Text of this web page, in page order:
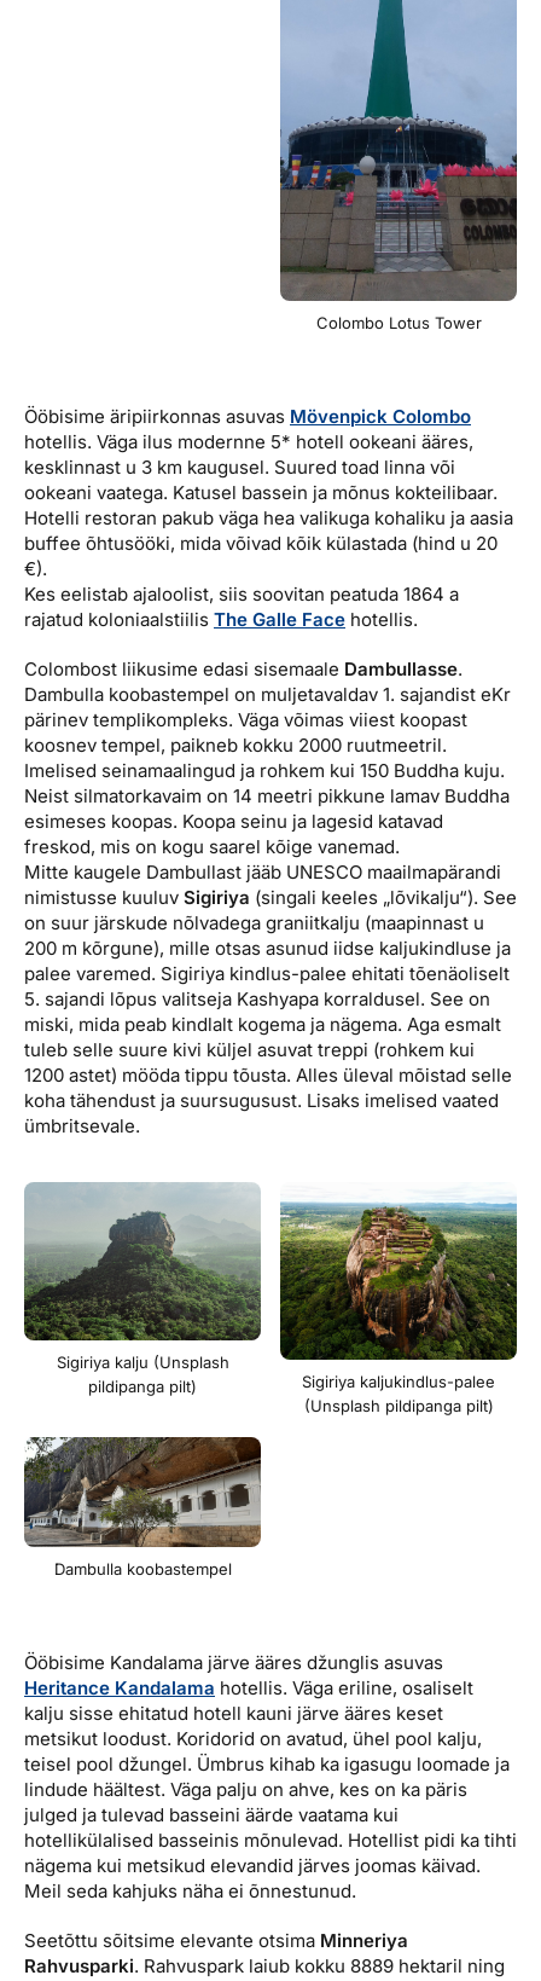
Colombo Lotus Tower
Ööbisime äripiirkonnas asuvas Mövenpick Colombo
hotellis. Väga ilus modernne 5* hotell ookeani ääres,
kesklinnast u 3 km kaugusel. Suured toad linna või
ookeani vaatega. Katusel bassein ja mõnus kokteilibaar.
Hotelli restoran pakub väga hea valikuga kohaliku ja aasia
buffee õhtusööki, mida võivad kõik külastada (hind u 20
€).
Kes eelistab ajaloolist, siis soovitan peatuda 1864 a
rajatud koloniaalstiilis The Galle Face hotellis.
Colombost liikusime edasi sisemaale Dambullasse.
Dambulla koobastempel on muljetavaldav 1. sajandist eKr
pärinev templikompleks. Väga võimas viiest koopast
koosnev tempel, paikneb kokku 2000 ruutmeetril.
Imelised seinamaalingud ja rohkem kui 150 Buddha kuju.
Neist silmatorkavaim on 14 meetri pikkune lamav Buddha
esimeses koopas. Koopa seinu ja lagesid katavad
freskod, mis on kogu saarel kõige vanemad.
Mitte kaugele Dambullast jääb UNESCO maailmapärandi
nimistusse kuuluv Sigiriya (singali keeles „lõvikalju“). See
on suur järskude nõlvadega graniitkalju (maapinnast u
200 m kõrgune), mille otsas asunud iidse kaljukindluse ja
palee varemed. Sigiriya kindlus-palee ehitati tõenäoliselt
5. sajandi lõpus valitseja Kashyapa korraldusel. See on
miski, mida peab kindlalt kogema ja nägema. Aga esmalt
tuleb selle suure kivi küljel asuvat treppi (rohkem kui
1200 astet) mööda tippu tõusta. Alles üleval mõistad selle
koha tähendust ja suursugusust. Lisaks imelised vaated
ümbritsevale.
Sigiriya kalju (Unsplash
pildipanga pilt)
Sigiriya kaljukindlus-palee
(Unsplash pildipanga pilt)
Dambulla koobastempel
Ööbisime Kandalama järve ääres džunglis asuvas
Heritance Kandalama hotellis. Väga eriline, osaliselt
kalju sisse ehitatud hotell kauni järve ääres keset
metsikut loodust. Koridorid on avatud, ühel pool kalju,
teisel pool džungel. Ümbrus kihab ka igasugu loomade ja
lindude häältest. Väga palju on ahve, kes on ka päris
julged ja tulevad basseini äärde vaatama kui
hotellikülalised basseinis mõnulevad. Hotellist pidi ka tihti
nägema kui metsikud elevandid järves joomas käivad.
Meil seda kahjuks näha ei õnnestunud.
Seetõttu sõitsime elevante otsima Minneriya
Rahvusparki. Rahvuspark laiub kokku 8889 hektaril ning